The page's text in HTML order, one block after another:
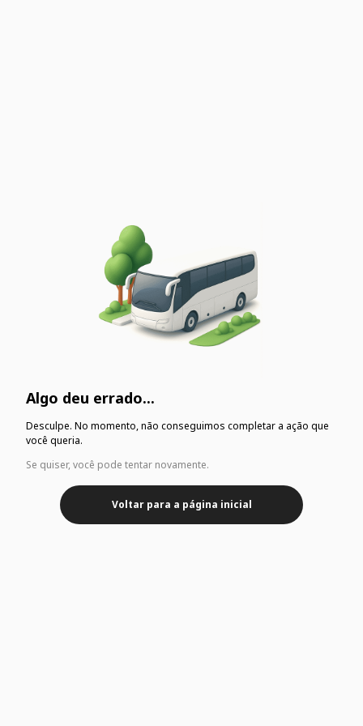
Algo deu errado...
Desculpe. No momento, não conseguimos completar a ação que
você queria.
Se quiser, você pode tentar novamente.
Voltar para a página inicial